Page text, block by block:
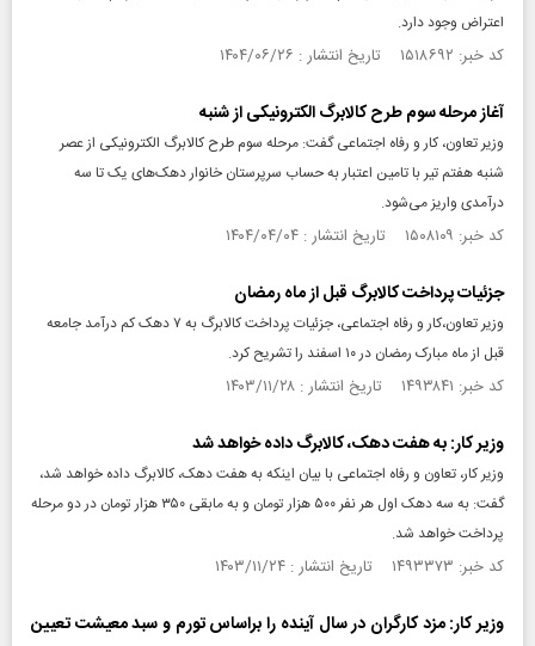
اعتراض وجود دارد.
کد خبر: ۱۵۱۸۶۹۲ تاریخ انتشار : ۱۴۰۴/۰۶/۲۶
آغاز مرحله سوم طرح کالابرگ الکترونیکی از شنبه
وزیر تعاون، کار و رفاه اجتماعی گفت: مرحله سوم طرح کالابرگ الکترونیکی از عصر
شنبه هفتم تیر با تامین اعتبار به حساب سرپرستان خانوار دهک‌های یک تا سه
درآمدی واریز می‌شود.
کد خبر: ۱۵۰۸۱۰۹ تاریخ انتشار : ۱۴۰۴/۰۴/۰۴
جزئیات پرداخت کالابرگ قبل از ماه رمضان
وزیر تعاون،‌کار و رفاه اجتماعی،‌ جزئیات پرداخت کالابرگ به ۷ دهک کم درآمد جامعه
قبل از ماه مبارک رمضان در ۱۰ اسفند را تشریح کرد.
کد خبر: ۱۴۹۳۸۴۱ تاریخ انتشار : ۱۴۰۳/۱۱/۲۸
وزیر کار: به هفت دهک، کالابرگ داده خواهد شد
وزیر کار، تعاون و رفاه اجتماعی با بیان اینکه به هفت دهک، کالابرگ داده خواهد شد،
گفت: به سه دهک اول هر نفر ۵۰۰ هزار تومان و به مابقی ۳۵۰ هزار تومان در دو مرحله
پرداخت خواهد شد.
کد خبر: ۱۴۹۳۳۷۳ تاریخ انتشار : ۱۴۰۳/۱۱/۲۴
وزیر کار: مزد کارگران در سال آینده را براساس تورم و سبد معیشت تعیین